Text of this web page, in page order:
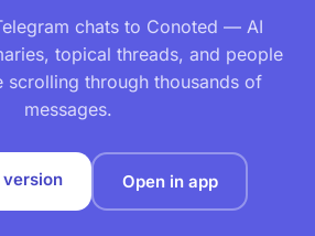
chats to Conoted — AI
topical threads, and people
scrolling through thousands of
messages.
version Open in app